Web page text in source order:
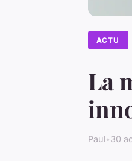
ACTU
La
Paul•30